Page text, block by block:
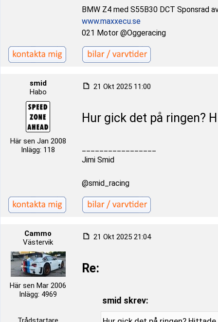
BMW Z4 med S55B30 DCT Sponsrad
www.maxxecu.se
021 Motor @Oggeracing
smid
Habo
Här sen Jan 2008
Inlägg: 118
21 Okt 2025 11:00
Hur gick det på ringen?
Jimi Smid
@smid_racing
Cammo
Västervik
Här sen Mar 2006
Inlägg: 4969
21 Okt 2025 21:04
Re:
smid skrev: